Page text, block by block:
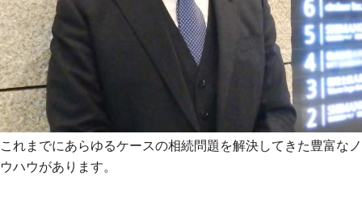
これまでにあらゆるケースの相続問題を解決してきた豊富なノ
ウハウがあります。